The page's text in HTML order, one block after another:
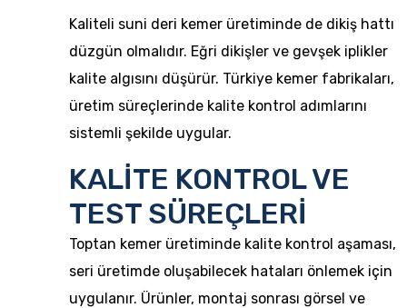
Kaliteli suni deri kemer üretiminde de dikiş hattı
düzgün olmalıdır. Eğri dikişler ve gevşek iplikler
kalite algısını düşürür. Türkiye kemer fabrikaları,
üretim süreçlerinde kalite kontrol adımlarını
sistemli şekilde uygular.
KALİTE KONTROL VE
TEST SÜREÇLERİ
Toptan kemer üretiminde kalite kontrol aşaması,
seri üretimde oluşabilecek hataları önlemek için
uygulanır. Ürünler, montaj sonrası görsel ve